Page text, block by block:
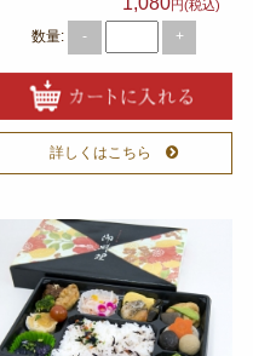
円(税込)
数量: - +
詳しくはこちら